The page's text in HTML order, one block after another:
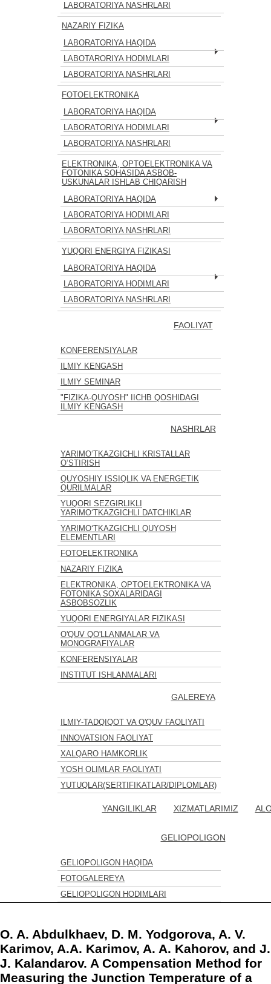
LABORATORIYA NASHRLARI
NAZARIY FIZIKA
LABORATORIYA HAQIDA
LABOTARORIYA HODIMLARI
LABORATORIYA NASHRLARI
FOTOELEKTRONIKA
LABORATORIYA HAQIDA
LABORATORIYA HODIMLARI
LABORATORIYA NASHRLARI
ELEKTRONIKA, OPTOELEKTRONIKA VA
FOTONIKA SOHASIDA ASBOB-
USKUNALAR ISHLAB CHIQARISH
LABORATORIYA HAQIDA
LABORATORIYA HODIMLARI
LABORATORIYA NASHRLARI
YUQORI ENERGIYA FIZIKASI
LABORATORIYA HAQIDA
LABORATORIYA HODIMLARI
LABORATORIYA NASHRLARI
FAOLIYAT
KONFERENSIYALAR
ILMIY KENGASH
ILMIY SEMINAR
"FIZIKA-QUYOSH" IICHB QOSHIDAGI
ILMIY KENGASH
NASHRLAR
YARIMO‘TKAZGICHLI KRISTALLAR
O‘STIRISH
QUYOSHIY ISSIQLIK VA ENERGETIK
QURILMALAR
YUQORI SEZGIRLIKLI
YARIMO‘TKAZGICHLI DATCHIKLAR
YARIMO‘TKAZGICHLI QUYOSH
ELEMENTLARI
FOTOELEKTRONIKA
NAZARIY FIZIKA
ELEKTRONIKA, OPTOELEKTRONIKA VA
FOTONIKA SOXALARIDAGI
ASBOBSOZLIK
YUQORI ENERGIYALAR FIZIKASI
O'QUV QO'LLANMALAR VA
MONOGRAFIYALAR
KONFERENSIYALAR
INSTITUT ISHLANMALARI
GALEREYA
ILMIY-TADQIQOT VA O'QUV FAOLIYATI
INNOVATSION FAOLIYAT
XALQARO HAMKORLIK
YOSH OLIMLAR FAOLIYATI
YUTUQLAR(SERTIFIKATLAR/DIPLOMLAR)
YANGILIKLAR XIZMATLARIMIZ
GELIOPOLIGON
GELIOPOLIGON HAQIDA
FOTOGALEREYA
GELIOPOLIGON HODIMLARI
O. A. Abdulkhaev, D. M. Yodgorova, A. V.
Karimov, A.А. Karimov, A. A. Kahorov, and J.
J. Kalandarov. A Compensation Method for
Measuring the Junction Temperature of a